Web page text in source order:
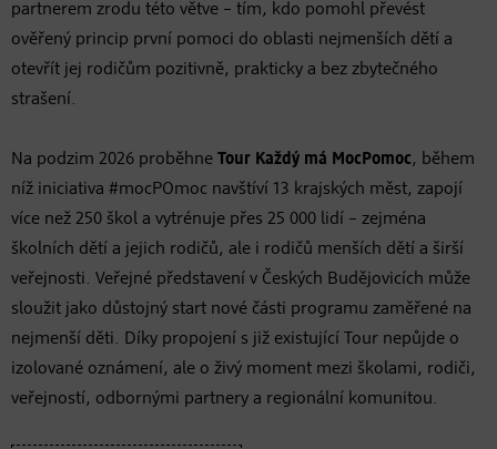
partnerem zrodu této větve – tím, kdo pomohl převést
ověřený princip první pomoci do oblasti nejmenších dětí a
otevřít jej rodičům pozitivně, prakticky a bez zbytečného
strašení.
Na podzim 2026 proběhne Tour Každý má MocPomoc, během
níž iniciativa #mocPOmoc navštíví 13 krajských měst, zapojí
více než 250 škol a vytrénuje přes 25 000 lidí – zejména
školních dětí a jejich rodičů, ale i rodičů menších dětí a širší
veřejnosti. Veřejné představení v Českých Budějovicích může
sloužit jako důstojný start nové části programu zaměřené na
nejmenší děti. Díky propojení s již existující Tour nepůjde o
izolované oznámení, ale o živý moment mezi školami, rodiči,
veřejností, odbornými partnery a regionální komunitou.